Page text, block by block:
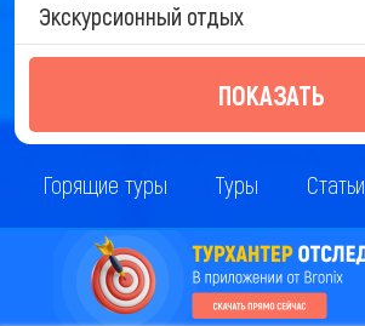
Экскурсионный отдых
ПОКАЗАТЬ
Горящие туры Туры Статьи